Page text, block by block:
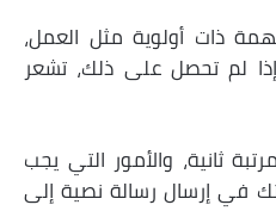
ذات أولوية مثل العمل،
لم تحصل على ذلك، تشعر
ثانية، والأمور التي يجب
في إرسال رسالة نصية إلى